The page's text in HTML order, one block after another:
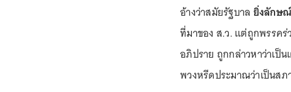
อ้างว่าสมัยรัฐบาล ยิ่งลักษ
ที่มาของ ส.ว. แต่ถูกพรรคร่
อภิปราย ถูกกล่าวหาว่าเป็
พวงหรีดประมาณว่าเป็นสภ